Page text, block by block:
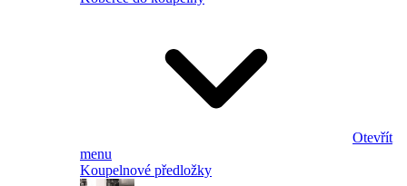
Otevřít
menu
Koupelnové předložky